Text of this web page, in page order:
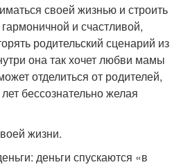
своей жизнью и строить
и счастливой,
родительский сценарий из
она так хочет любви мамы
отделиться от родителей,
бессознательно желая
жизни.
деньги спускаются «в